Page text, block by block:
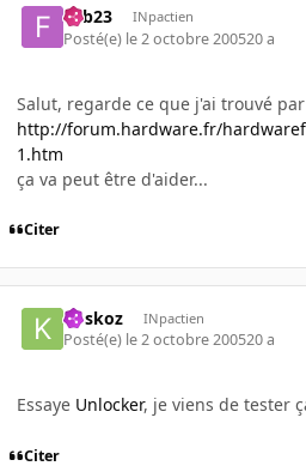
Fab23 INpactien
Posté(e) le 2 octobre 200520 a
Salut, regarde ce que j'ai trouvé
http://forum.hardware.fr/
1.htm
ça va peut être d'aider...
Citer
koskoz INpactien
Posté(e) le 2 octobre 200520 a
Essaye Unlocker, je viens de tester
Citer